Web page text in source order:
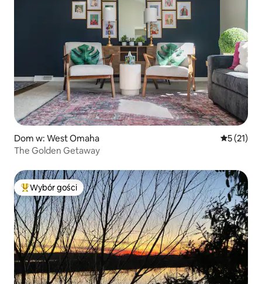
Dom w: West Omaha Średnia
5 (21)
The Golden Getaway
Najpopularniejsze z kategorii Wybór gości
Wybór gości